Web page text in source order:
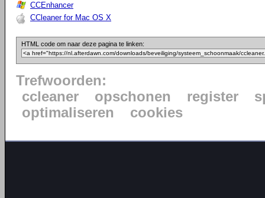
CCEnhancer
CCleaner for Mac OS X
HTML code om naar deze pagina te linken:
Trefwoorden:
ccleaner
opschonen register
optimaliseren
cookies